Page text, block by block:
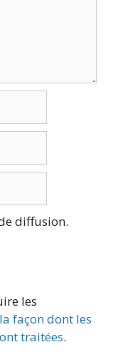
diffusion.
les
façon dont les
traitées.